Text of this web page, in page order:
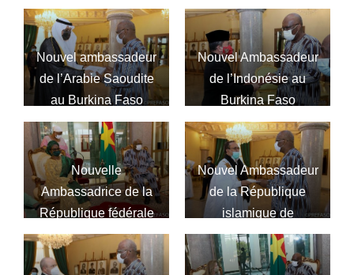
Nouvel ambassadeur
de l’Arabie Saoudite
au Burkina Faso
Nouvel Ambassadeur
de l’Indonésie au
Burkina Faso
Nouvelle
Ambassadrice de la
République fédérale
du Nigéria au Burkina
Nouvel Ambassadeur
de la République
islamique de
Mauritanie au Burkina